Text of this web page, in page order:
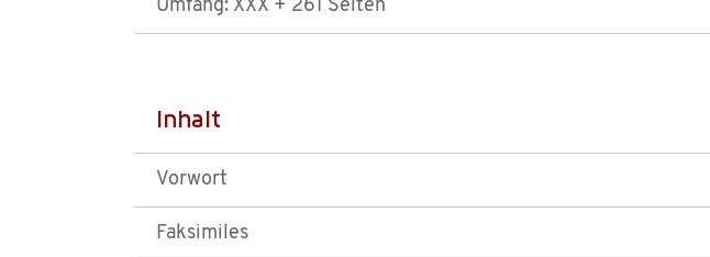
Umfang: XXX + 261 Seiten
Inhalt
Vorwort
Faksimiles